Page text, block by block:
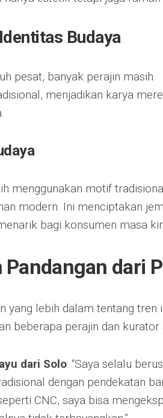
Budaya
pesat, banyak perajin masih
menjadikan karya
menggunakan motif
modern. Ini menciptakan
bagi konsumen masa
dari
yang lebih dalam tentang tren
beberapa perajin dan kurator
dari Solo: “Saya selalu
dengan pendekatan
CNC, saya bisa